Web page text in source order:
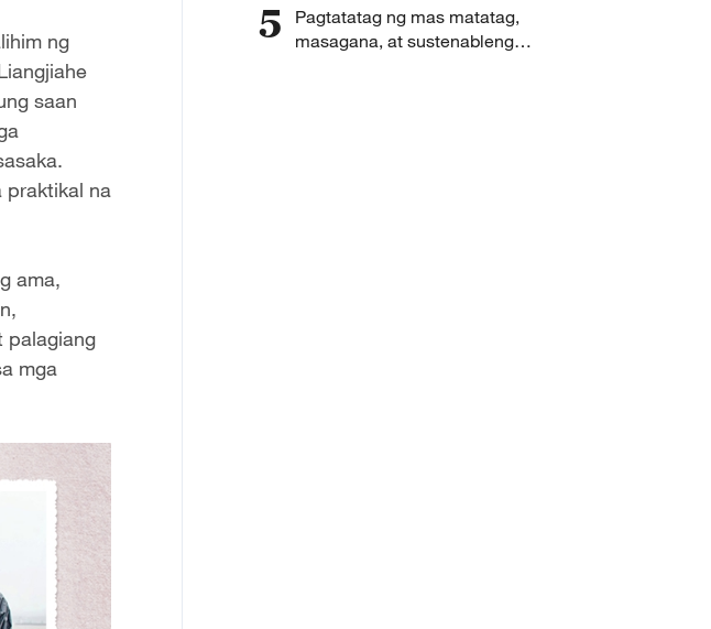
ng
saan
praktikal na
ama,
palagiang
mga
pangangasiwa sa daigdig
5
Pagtatatag ng mas matatag,
masagana, at sustenableng